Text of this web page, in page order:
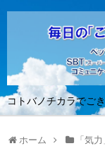
コトバノチカラでご
ホーム 「気